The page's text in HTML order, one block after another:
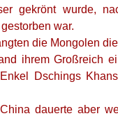
gekrönt wurde,
war.
die Mongolen
ihrem Großreich
Dschings
dauerte aber